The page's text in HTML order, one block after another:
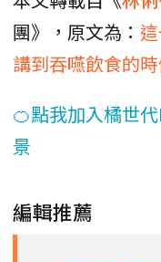
團》，原文為：
講到吞嚥飲食的
🍊點我加入橘世
景
編輯推薦